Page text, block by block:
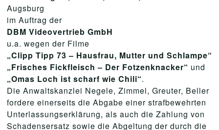
Augsburg
im Auftrag der
DBM Videovertrieb GmbH
u.a. wegen der Filme
„Clipp Tipp 73 – Hausfrau, Mutter und Schlampe“
„Frisches Fickfleisch – Der Fotzenknacker“ und
„Omas Loch ist scharf wie Chili“.
Die Anwaltskanzlei Negele, Zimmel, Greuter, Beller
fordere einerseits die Abgabe einer strafbewehrten
Unterlassungserklärung, als auch die Zahlung von
Schadensersatz sowie die Abgeltung der durch die